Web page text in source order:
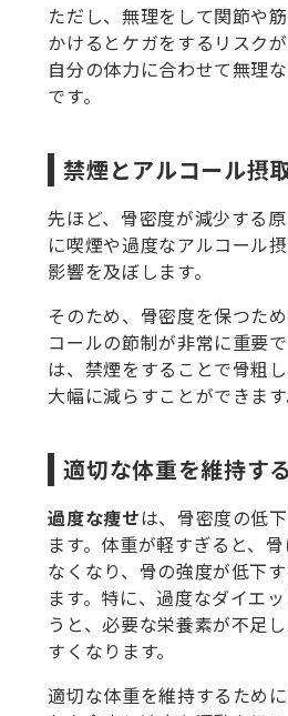
ただし、無理をして関節や
かけるとケガをするリスク
自分の体力に合わせて無理
です。
禁煙とアルコール摂
先ほど、骨密度が減少する
に喫煙や過度なアルコール
影響を及ぼします。
そのため、骨密度を保つた
コールの節制が非常に重要
は、禁煙をすることで骨粗
大幅に減らすことができます
適切な体重を維持する
過度な痩せは、骨密度の低
ます。体重が軽すぎると、
なくなり、骨の強度が低下
ます。特に、過度なダイエ
うと、必要な栄養素が不足
すくなります。
適切な体重を維持するため